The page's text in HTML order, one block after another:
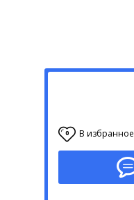
0 В избранное